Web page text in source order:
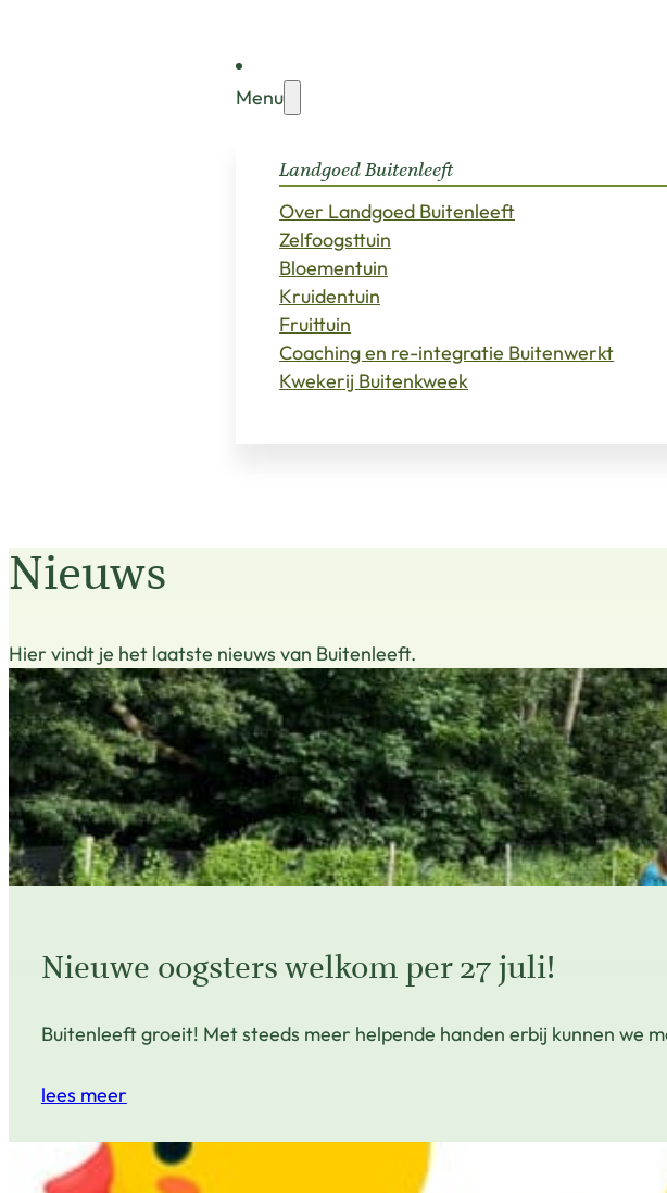
Menu
Landgoed Buitenleeft
Over Landgoed Buitenleeft
Zelfoogsttuin
Bloementuin
Kruidentuin
Fruittuin
Coaching en re-integratie Buitenwerkt
Kwekerij Buitenkweek
Nieuws
Hier vindt je het laatste nieuws van Buitenleeft.
Nieuwe oogsters welkom per 27 juli!
Buitenleeft groeit! Met steeds meer helpende handen erbij kunnen we
lees meer